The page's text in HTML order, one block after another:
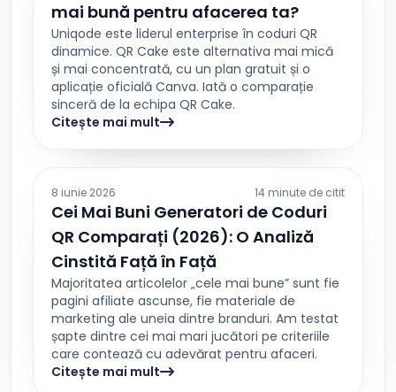
mai bună pentru afacerea ta?
Uniqode este liderul enterprise în coduri QR
dinamice. QR Cake este alternativa mai mică
și mai concentrată, cu un plan gratuit și o
aplicație oficială Canva. Iată o comparație
sinceră de la echipa QR Cake.
Citește mai mult
8 iunie 2026 14 minute de citit
Cei Mai Buni Generatori de Coduri
QR Comparați (2026): O Analiză
Cinstită Față în Față
Majoritatea articolelor „cele mai bune” sunt fie
pagini afiliate ascunse, fie materiale de
marketing ale uneia dintre branduri. Am testat
șapte dintre cei mai mari jucători pe criteriile
care contează cu adevărat pentru afaceri.
Citește mai mult